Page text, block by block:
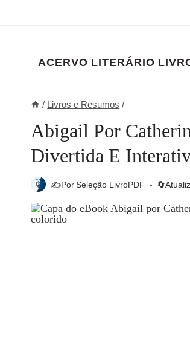
ACERVO LITERÁRIO
/ Livros e Resumos /
Abigail Por
Divertida E
✍️PorSeleção LivroPDF